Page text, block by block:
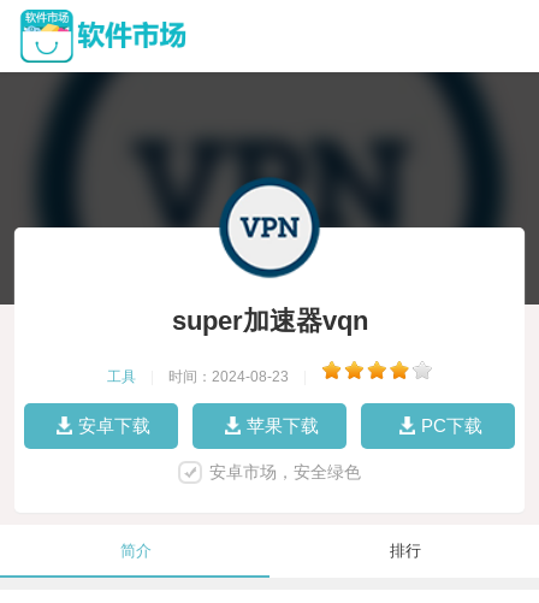
super加速器vqn
工具 时间：2024-08-23
安卓下载 苹果下载 PC下载
安卓市场，安全绿色
简介 排行